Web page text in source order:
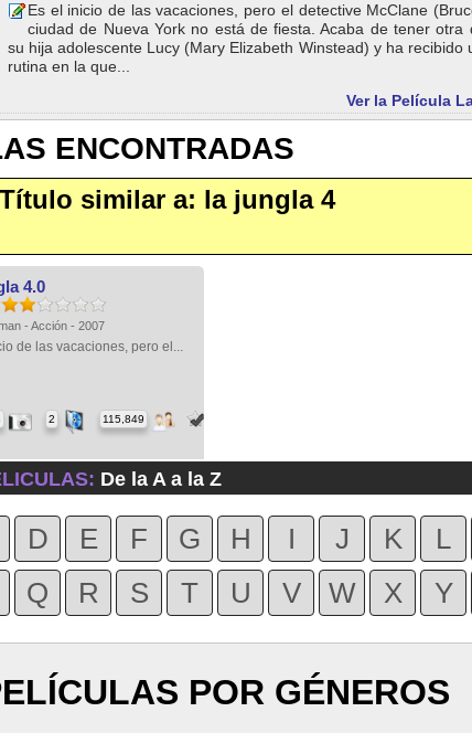
Es el inicio de las vacaciones, pero el detective McClane
ciudad de Nueva York no está de fiesta. Acaba de tener otra
su hija adolescente Lucy (Mary Elizabeth Winstead) y ha recibido
rutina en la que...
Ver la Película
ENCONTRADAS
similar a: la jungla 4
4.0
- Acción - 2007
de las vacaciones, pero el...
2 115,849
De la A a la Z
D E F G H I J K L
Q R S T U V W X Y
POR GÉNEROS